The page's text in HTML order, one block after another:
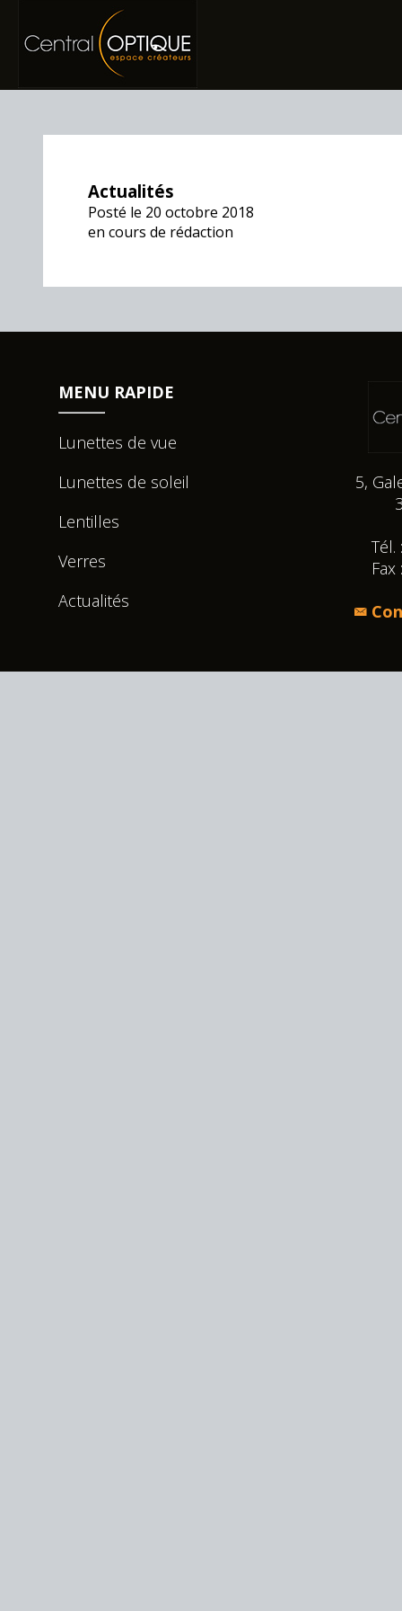
Actualités
Posté le 20 octobre 2018
en cours de rédaction
MENU RAPIDE
Lunettes de vue
Lunettes de soleil
Lentilles
Verres
Actualités
5,
Tél.
Fax